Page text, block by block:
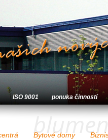
ISO 9001 ponuka činností
Bytové domy